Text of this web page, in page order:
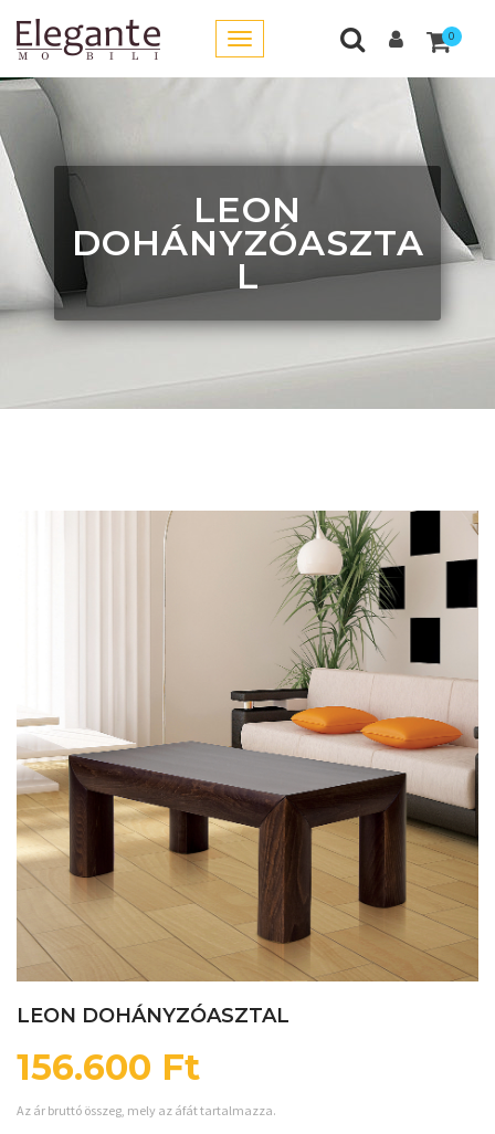
0
LEON
DOHÁNYZÓASZTA
L
LEON DOHÁNYZÓASZTAL
156.600 Ft
Az ár bruttó összeg, mely az áfát tartalmazza.